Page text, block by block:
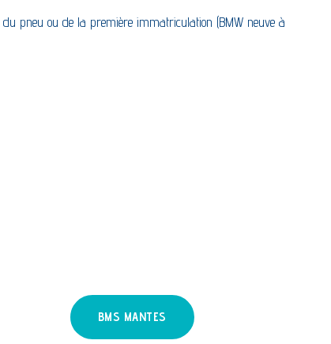
du pneu ou de la première immatriculation (BMW neuve à
BMS MANTES